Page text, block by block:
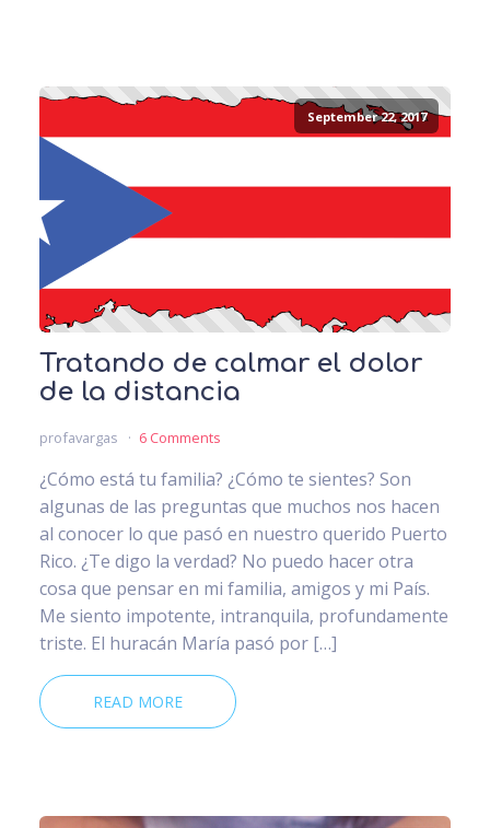
September 22, 2017
Tratando de calmar el dolor
de la distancia
profavargas 6 Comments
¿Cómo está tu familia? ¿Cómo te sientes? Son
algunas de las preguntas que muchos nos hacen
al conocer lo que pasó en nuestro querido Puerto
Rico. ¿Te digo la verdad? No puedo hacer otra
cosa que pensar en mi familia, amigos y mi País.
Me siento impotente, intranquila, profundamente
triste. El huracán María pasó por […]
READ MORE